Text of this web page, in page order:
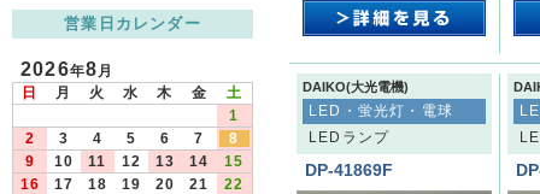
DAIKO(大光電機)
LED・蛍光灯・電球
LEDランプ
DP-41869F
営業日カレンダー
2026年8月
日
月 火 水 木 金
土
1
2
3 4 5 6 7
8
9
10 11 12 13 14
15
16
17 18 19 20 21
22